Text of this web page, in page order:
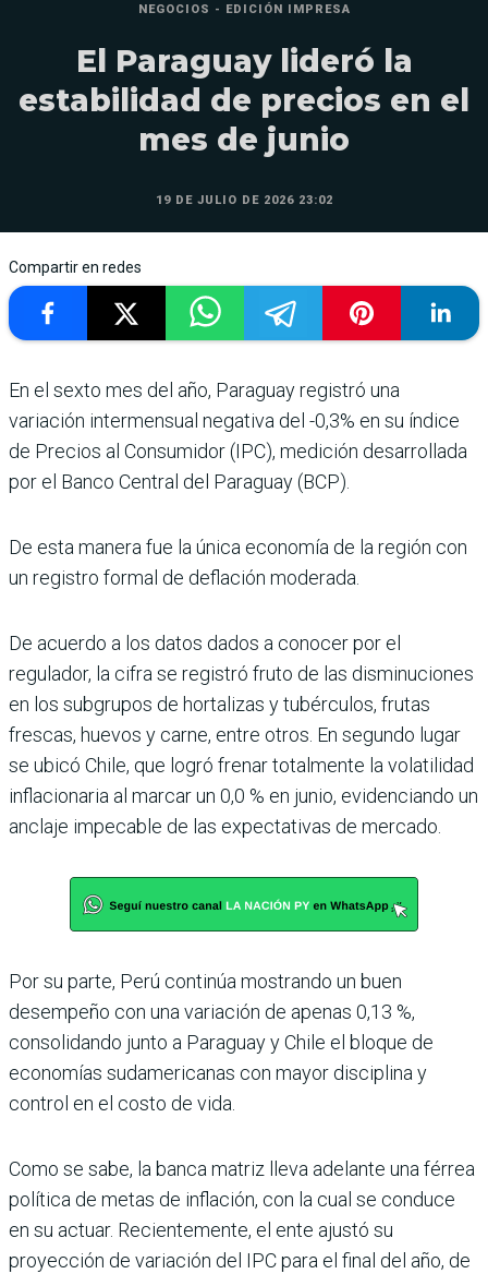
NEGOCIOS - EDICIÓN IMPRESA
El Paraguay lideró la
estabilidad de precios en el
mes de junio
19 DE JULIO DE 2026 23:02
Compartir en redes
En el sexto mes del año, Paraguay registró una
variación intermensual negativa del -0,3% en su índice
de Precios al Consumidor (IPC), medición desarrollada
por el Banco Central del Paraguay (BCP).
De esta manera fue la única economía de la región con
un registro formal de deflación moderada.
De acuerdo a los datos dados a conocer por el
regulador, la cifra se registró fruto de las disminuciones
en los subgrupos de hortalizas y tubérculos, frutas
frescas, huevos y carne, entre otros. En segundo lugar
se ubicó Chile, que logró frenar totalmente la volatilidad
inflacionaria al marcar un 0,0 % en junio, evidenciando un
anclaje impecable de las expectativas de mercado.
Por su parte, Perú continúa mostrando un buen
desempeño con una variación de apenas 0,13 %,
consolidando junto a Paraguay y Chile el bloque de
economías sudamericanas con mayor disciplina y
control en el costo de vida.
Como se sabe, la banca matriz lleva adelante una férrea
política de metas de inflación, con la cual se conduce
en su actuar. Recientemente, el ente ajustó su
proyección de variación del IPC para el final del año, de